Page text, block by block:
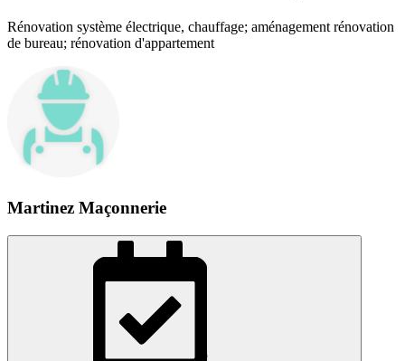
Rénovation système électrique, chauffage; aménagement rénovation
de bureau; rénovation d'appartement
Martinez Maçonnerie